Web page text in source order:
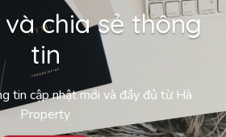
chia sẻ thông
tin
tin cập nhật mới và đầy đủ từ Hà
Property